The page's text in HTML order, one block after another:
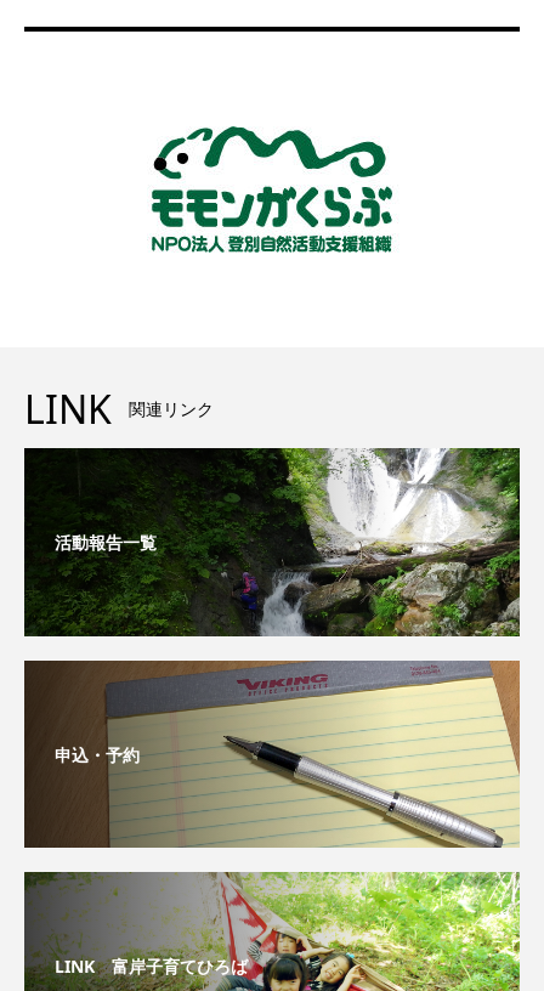
LINK 関連リンク
活動報告一覧
申込・予約
LINK 富岸子育てひろば